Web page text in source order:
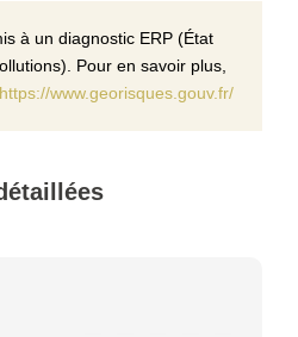
à un diagnostic ERP (État
Pour en savoir plus,
https://www.georisques.gouv.fr/